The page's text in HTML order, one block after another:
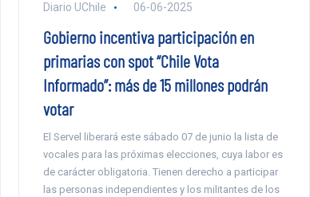
Diario UChile 06-06-2025
Gobierno incentiva participación en
primarias con spot “Chile Vota
Informado”: más de 15 millones podrán
votar
El Servel liberará este sábado 07 de junio la lista de
vocales para las próximas elecciones, cuya labor es
de carácter obligatoria. Tienen derecho a participar
las personas independientes y los militantes de los